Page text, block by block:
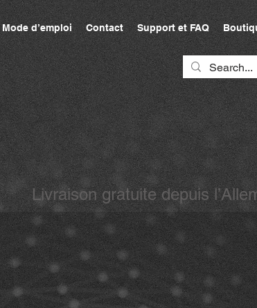
Livraison gratuite depuis
Mode d’emploi Contact Support et FAQ